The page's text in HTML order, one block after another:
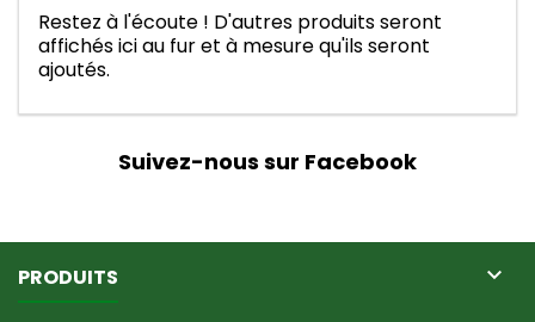
Restez à l'écoute ! D'autres produits seront
affichés ici au fur et à mesure qu'ils seront
ajoutés.
Suivez-nous sur Facebook
PRODUITS 